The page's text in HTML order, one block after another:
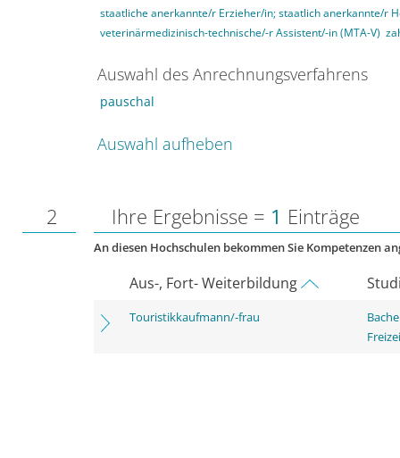
staatliche anerkannte/r Erzieher/in; staatlich anerkannte/r
veterinärmedizinisch-technische/-r Assistent/-in (MTA-V)
Auswahl des Anrechnungsverfahrens
pauschal
Auswahl aufheben
2 Ihre Ergebnisse = 1 Einträge
An diesen Hochschulen bekommen Sie Kompetenzen
Aus-, Fort- Weiterbildung
Touristikkaufmann/-frau